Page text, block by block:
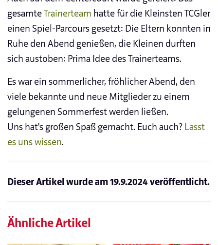
gesamteTrainerteam hatte für die Kleinsten TCGler
einen Spiel-Parcours gesetzt: Die Eltern konnten in
Ruhe den Abend genießen, die Kleinen durften
sich austoben: Prima Idee des Trainerteams.
Es war ein sommerlicher, fröhlicher Abend, den
viele bekannte und neue Mitglieder zu einem
gelungenen Sommerfest werden ließen.
Uns hat's großen Spaß gemacht. Euch auch? Lasst
es uns wissen.
Dieser Artikel wurde am19.9.2024veröffentlicht.
Ähnliche Artikel